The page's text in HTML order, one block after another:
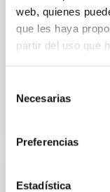
web, quienes
que les haya
partir del uso que
Necesarias
Preferencias
Estadística
Entre los días
Palma acogerá
Science and
CONGRESO